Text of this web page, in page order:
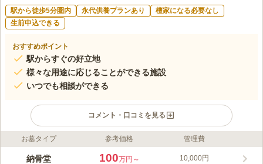
駅から徒歩5分圏内 永代供養プランあり
檀家になる必要なし
生前申込できる
おすすめポイント
駅からすぐの好立地
様々な用途に応じることができる施設
いつでも相談ができる
コメント・口コミを見る
ライフドット編集部のコメント
施設がとてもきれいに整備されており、広い会場も用意されてい
お墓タイプ 参考価格 管理費
納骨堂 100万円～ 10,000円